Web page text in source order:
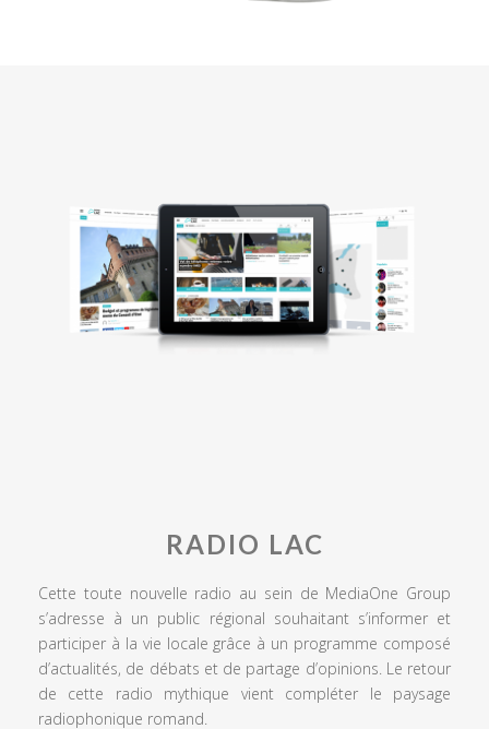
RADIO LAC
Cette toute nouvelle radio au sein de MediaOne Group
s’adresse à un public régional souhaitant s’informer et
participer à la vie locale grâce à un programme composé
d’actualités, de débats et de partage d’opinions. Le retour
de cette radio mythique vient compléter le paysage
radiophonique romand.